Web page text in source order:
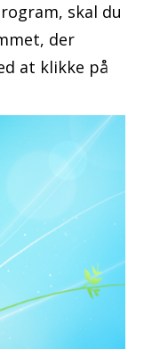
skal du
der
at klikke på